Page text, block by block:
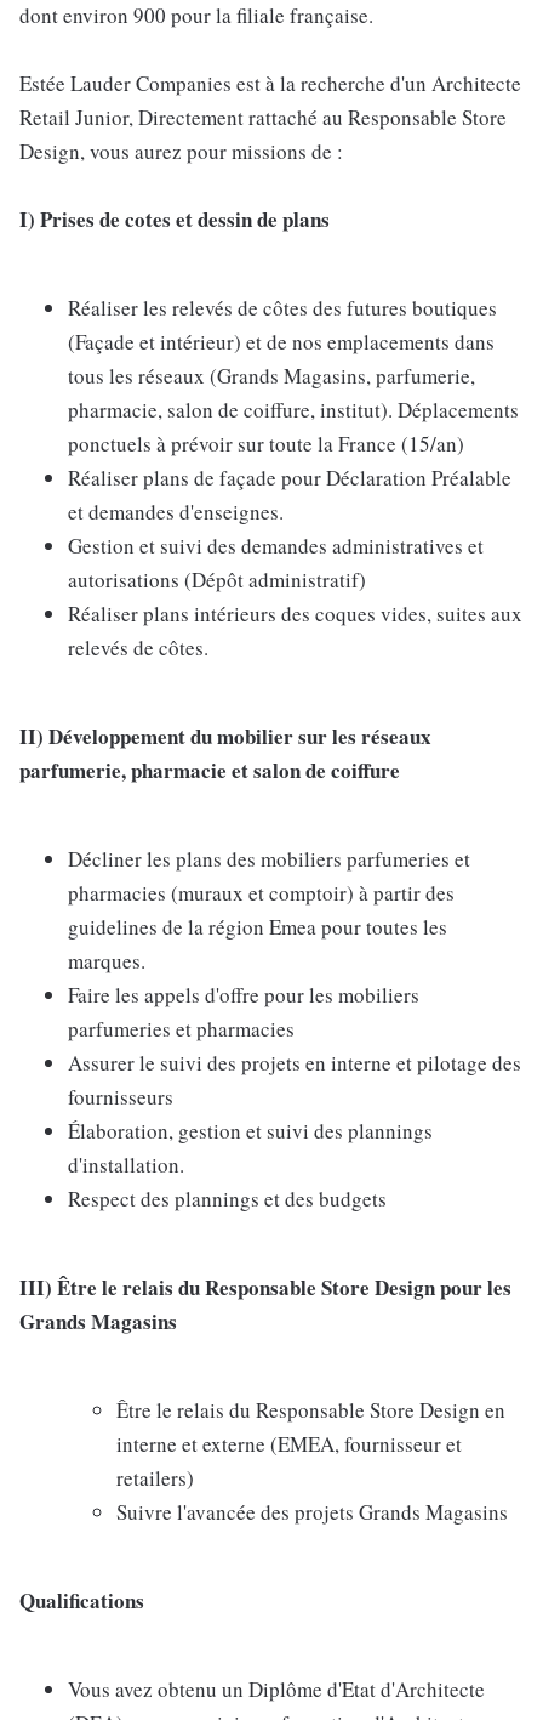
dont environ 900 pour la filiale française.
Estée Lauder Companies est à la recherche d'un Architecte
Retail Junior, Directement rattaché au Responsable Store
Design, vous aurez pour missions de :
I) Prises de cotes et dessin de plans
Réaliser les relevés de côtes des futures boutiques
(Façade et intérieur) et de nos emplacements dans
tous les réseaux (Grands Magasins, parfumerie,
pharmacie, salon de coiffure, institut). Déplacements
ponctuels à prévoir sur toute la France (15/an)
Réaliser plans de façade pour Déclaration Préalable
et demandes d'enseignes.
Gestion et suivi des demandes administratives et
autorisations (Dépôt administratif)
Réaliser plans intérieurs des coques vides, suites aux
relevés de côtes.
II) Développement du mobilier sur les réseaux
parfumerie, pharmacie et salon de coiffure
Décliner les plans des mobiliers parfumeries et
pharmacies (muraux et comptoir) à partir des
guidelines de la région Emea pour toutes les
marques.
Faire les appels d'offre pour les mobiliers
parfumeries et pharmacies
Assurer le suivi des projets en interne et pilotage des
fournisseurs
Élaboration, gestion et suivi des plannings
d'installation.
Respect des plannings et des budgets
III) Être le relais du Responsable Store Design pour les
Grands Magasins
Être le relais du Responsable Store Design en
interne et externe (EMEA, fournisseur et
retailers)
Suivre l'avancée des projets Grands Magasins
Qualifications
Vous avez obtenu un Diplôme d'Etat d'Architecte